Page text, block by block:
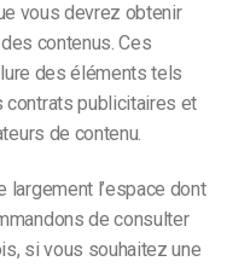
vous devrez obtenir
contenus. Ces
des éléments tels
publicitaires et
de contenu.
largement l’espace dont
de consulter
si vous souhaitez une